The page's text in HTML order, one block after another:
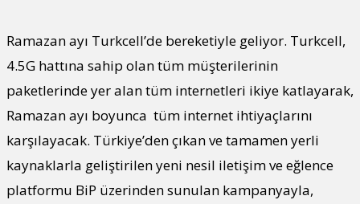
Ramazan ayı Turkcell’de bereketiyle geliyor. Turkcell,
4.5G hattına sahip olan tüm müşterilerinin
paketlerinde yer alan tüm internetleri ikiye katlayarak,
Ramazan ayı boyunca tüm internet ihtiyaçlarını
karşılayacak. Türkiye’den çıkan ve tamamen yerli
kaynaklarla geliştirilen yeni nesil iletişim ve eğlence
platformu BiP üzerinden sunulan kampanyayla,